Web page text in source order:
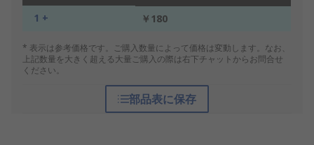
1 + ￥180
* 表示は参考価格です。ご購入数量によって価格は変動します。なお、
上記数量を大きく超える大量ご購入の際は右下チャットからお問合せ
ください。
部品表に保存